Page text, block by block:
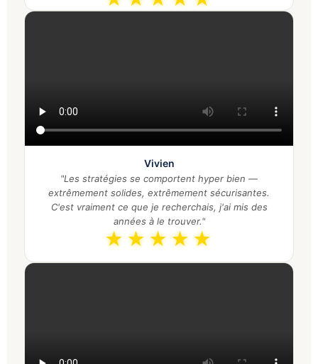
Vivien
"Les stratégies se comportent hyper bien —
extrêmement solides, extrêmement sécurisantes.
C'est vraiment ce que je recherchais, j'ai mis des
années à le trouver."
★★★★★